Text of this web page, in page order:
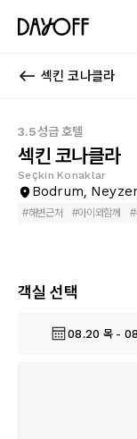
섹킨 코나클라
3.5성급 호텔
섹킨 코나클라
Seçkin Konaklar
Bodrum,
#해변근처 #아이와함께 #
객실 선택
08.20 목 -